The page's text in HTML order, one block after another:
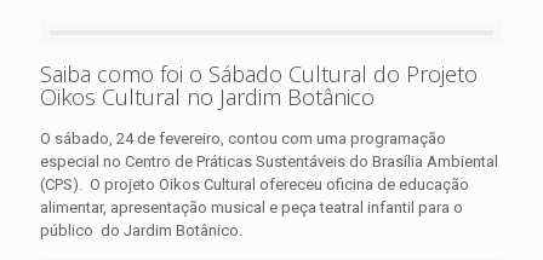
Saiba como foi o Sábado Cultural do Projeto
Oikos Cultural no Jardim Botânico
O sábado, 24 de fevereiro, contou com uma programação
especial no Centro de Práticas Sustentáveis do Brasília Ambiental
(CPS). O projeto Oikos Cultural ofereceu oficina de educação
alimentar, apresentação musical e peça teatral infantil para o
público do Jardim Botânico.